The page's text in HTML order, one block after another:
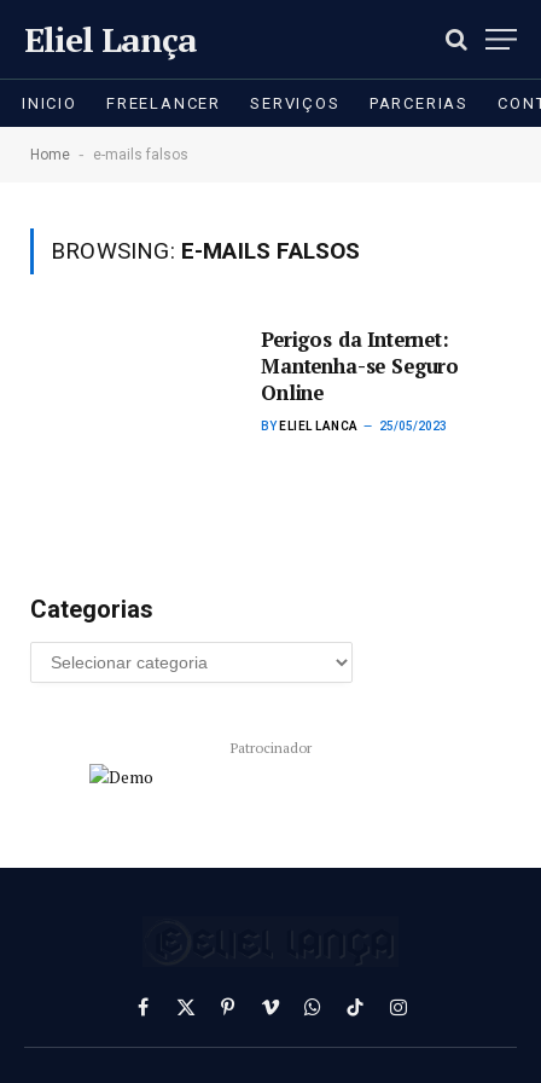
Eliel Lança
INICIO FREELANCER SERVIÇOS PARCERIAS
Home - e-mails falsos
BROWSING: E-MAILS FALSOS
Perigos da Internet:
Mantenha-se Seguro
Online
BY ELIEL LANCA 25/05/2023
Categorias
Patrocinador
Facebook
X
(Twitter)
PinterestVimeoWhatsApp
TikTokInstagram